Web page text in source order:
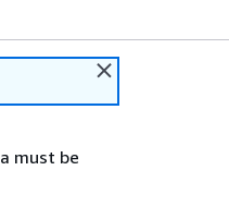
must be